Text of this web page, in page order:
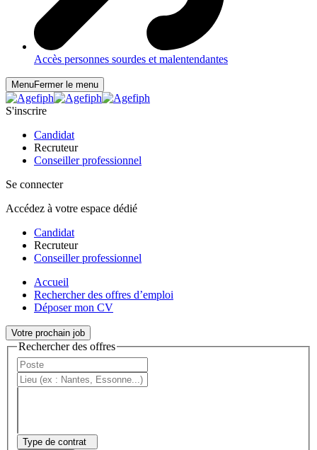
Accès personnes sourdes et malentendantes
MenuFermer le menu
S'inscrire
Candidat
Recruteur
Conseiller professionnel
Se connecter
Accédez à votre espace dédié
Candidat
Recruteur
Conseiller professionnel
Accueil
Rechercher des offres d’emploi
Déposer mon CV
Votre prochain job
Rechercher des offres
Type de contrat